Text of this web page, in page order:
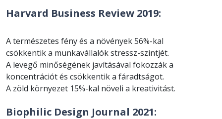
Harvard Business Review 2019:
A természetes fény és a növények 56%-kal
csökkentik a munkavállalók stressz-szintjét.
A levegő minőségének javításával fokozzák a
koncentrációt és csökkentik a fáradtságot.
A zöld környezet 15%-kal növeli a kreativitást.
Biophilic Design Journal 2021: